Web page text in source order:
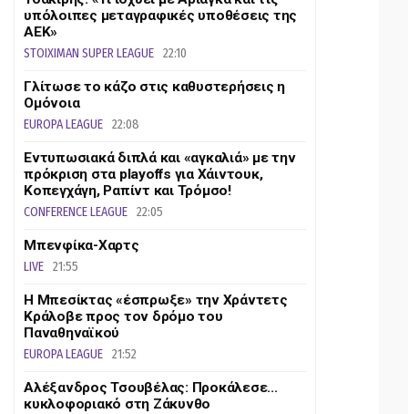
υπόλοιπες μεταγραφικές υποθέσεις της
ΑΕΚ»
STOIXIMAN SUPER LEAGUE 22:10
Γλίτωσε το κάζο στις καθυστερήσεις η
Ομόνοια
EUROPA LEAGUE 22:08
Εντυπωσιακά διπλά και «αγκαλιά» με την
πρόκριση στα playoffs για Χάιντουκ,
Κοπεγχάγη, Ραπίντ και Τρόμσο!
CONFERENCE LEAGUE 22:05
Μπενφίκα-Χαρτς
LIVE 21:55
Η Μπεσίκτας «έσπρωξε» την Χράντετς
Κράλοβε προς τον δρόμο του
Παναθηναϊκού
EUROPA LEAGUE 21:52
Αλέξανδρος Τσουβέλας: Προκάλεσε...
κυκλοφοριακό στη Ζάκυνθο